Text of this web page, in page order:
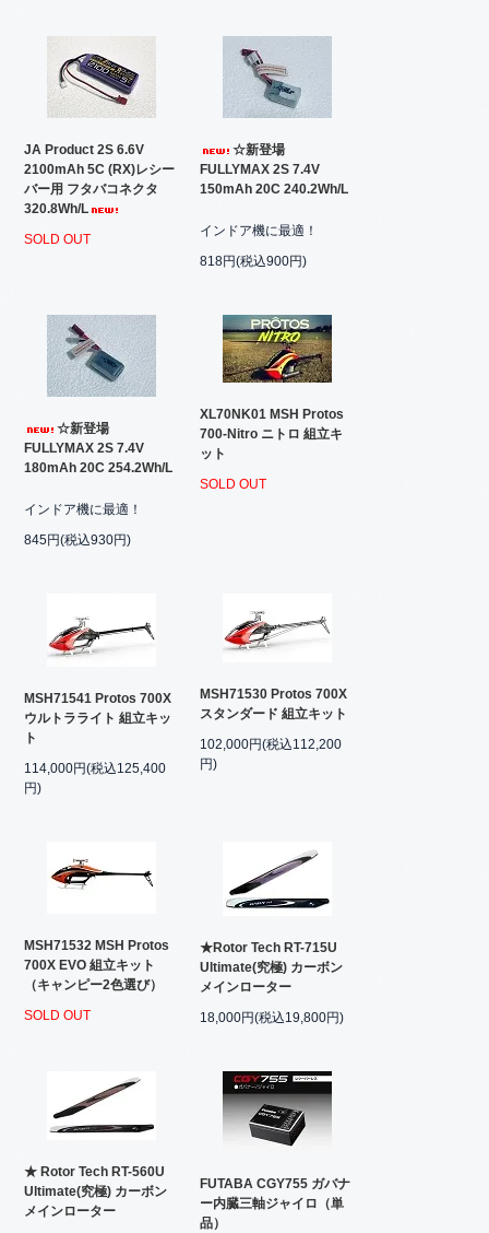
JA Product 2S 6.6V
2100mAh 5C (RX)レシー
バー用 フタバコネクタ
320.8Wh/L
SOLD OUT
☆新登場
FULLYMAX 2S 7.4V
150mAh 20C 240.2Wh/L
インドア機に最適！
818円(税込900円)
☆新登場
FULLYMAX 2S 7.4V
180mAh 20C 254.2Wh/L
インドア機に最適！
845円(税込930円)
XL70NK01 MSH Protos
700-Nitro ニトロ 組立キ
ット
SOLD OUT
MSH71541 Protos 700X
ウルトラライト 組立キッ
ト
114,000円(税込125,400
円)
MSH71530 Protos 700X
スタンダード 組立キット
102,000円(税込112,200
円)
MSH71532 MSH Protos
700X EVO 組立キット
（キャンピー2色選び）
SOLD OUT
★Rotor Tech RT-715U
Ultimate(究極) カーボン
メインローター
18,000円(税込19,800円)
★ Rotor Tech RT-560U
Ultimate(究極) カーボン
メインローター
FUTABA CGY755 ガバナ
ー内臓三軸ジャイロ（単
品）